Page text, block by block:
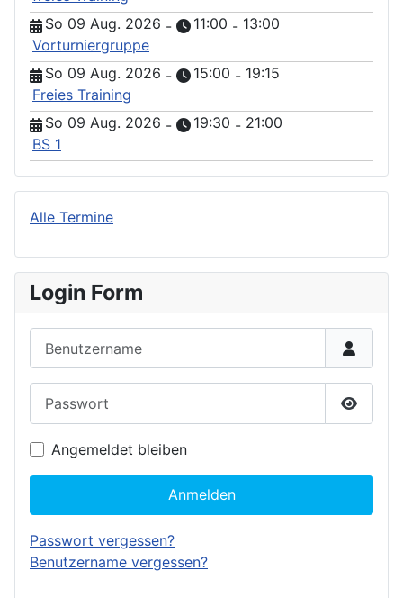
So 09 Aug. 2026 - 11:00 - 13:00
Vorturniergruppe
So 09 Aug. 2026 - 15:00 - 19:15
Freies Training
So 09 Aug. 2026 - 19:30 - 21:00
BS 1
Alle Termine
Login Form
Angemeldet bleiben
Anmelden
Passwort vergessen?
Benutzername vergessen?